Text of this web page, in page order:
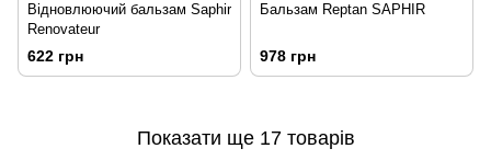
Відновлюючий бальзам Saphir
Renovateur
622 грн
Бальзам Reptan SAPHIR
978 грн
Показати ще 17 товарів